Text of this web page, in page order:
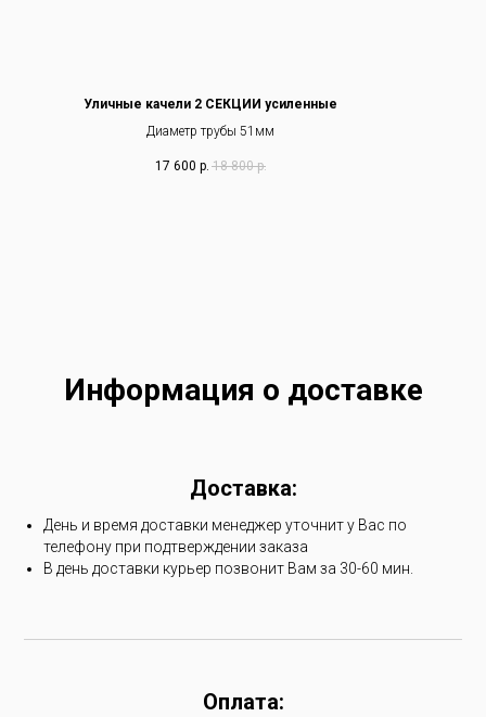
Уличные качели 2 СЕКЦИИ усиленные
Диаметр трубы 51мм
17 600 р. 18 800 р.
Информация о доставке
Доставка:
День и время доставки менеджер уточнит у Вас по
телефону при подтверждении заказа
В день доставки курьер позвонит Вам за 30-60 мин.
Оплата: